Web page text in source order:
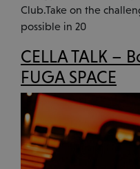
Club.Take on the
possible in 20
CELLA TALK –
FUGA SPACE